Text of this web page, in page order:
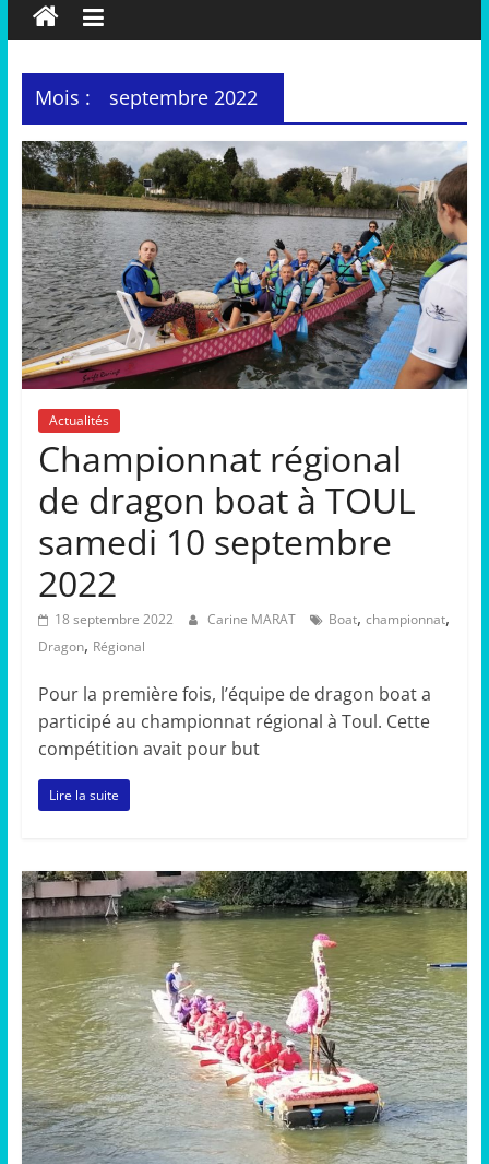
Mois : septembre 2022
Actualités
Championnat régional
de dragon boat à TOUL
samedi 10 septembre
2022
18 septembre 2022 Carine MARAT Boat, championnat,
Dragon, Régional
Pour la première fois, l’équipe de dragon boat a
participé au championnat régional à Toul. Cette
compétition avait pour but
Lire la suite